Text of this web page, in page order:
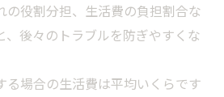
の役割分担、生活費の負担割合な
、後々のトラブルを防ぎやすくな
る場合の生活費は平均いくらです